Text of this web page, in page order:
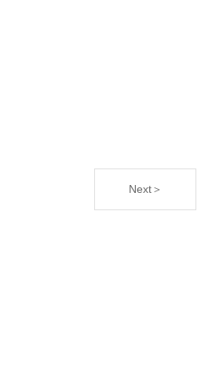
Next＞